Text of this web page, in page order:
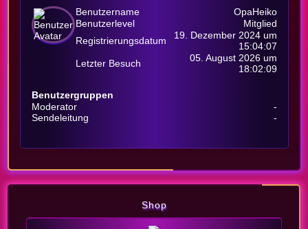
Shop
Benutzername
OpaHeiko
Benutzerlevel
Mitglied
Registrierungsdatum
19. Dezember 2024 um
15:04:07
Letzter Besuch
05. August 2026 um
18:02:09
Benutzergruppen
Moderator
-
Sendeleitung
-